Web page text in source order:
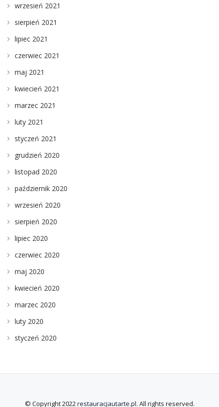
wrzesień 2021
sierpień 2021
lipiec 2021
czerwiec 2021
maj 2021
kwiecień 2021
marzec 2021
luty 2021
styczeń 2021
grudzień 2020
listopad 2020
październik 2020
wrzesień 2020
sierpień 2020
lipiec 2020
czerwiec 2020
maj 2020
kwiecień 2020
marzec 2020
luty 2020
styczeń 2020
© Copyright 2022restauracjautarte.pl. All rights reserved.